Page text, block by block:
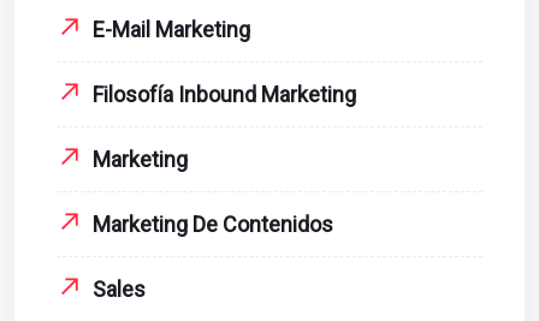
E-Mail Marketing
Filosofía Inbound Marketing
Marketing
Marketing De Contenidos
Sales